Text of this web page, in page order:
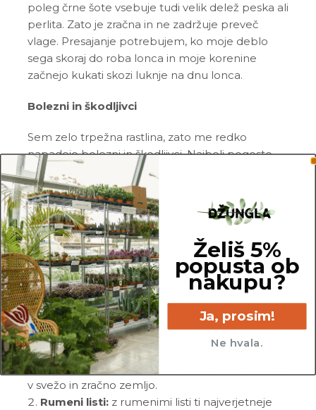
poleg črne šote vsebuje tudi velik delež peska ali
perlita. Zato je zračna in ne zadržuje preveč
vlage. Presajanje potrebujem, ko moje deblo
sega skoraj do roba lonca in moje korenine
začnejo kukati skozi luknje na dnu lonca.
Bolezni in škodljivci
Sem zelo trpežna rastlina, zato me redko
napadejo bolezni in škodljivci. Najbolj pogosto
me napadejo pršice in volnate uši. Zato me
redno pregleduj in me ob znakih škodljivcev
pozdravi z insekticidom ali mešanicoNeem
tonikain vode.
Pogoste težave
Gnitje debla:gnitje mojega debla v
kombinaciji s hitrim rjavenjem listov največkrat
pomeni prekomerno/neustrezno zalivanje. V
poletnih mesecih dopuščam zalivanje od zgoraj,
pozimi pa je nujno, da me zalivaš z namakanjem.
V primeru gnitja odstrani vso zemljo in me posadi
v svežo in zračno zemljo.
Rumeni listi: z rumenimi listi ti najverjetneje
Želiš 5%
popusta ob
nakupu?
Ja, prosim!
Ne hvala.